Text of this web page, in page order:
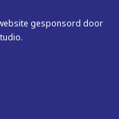
gesponsord door